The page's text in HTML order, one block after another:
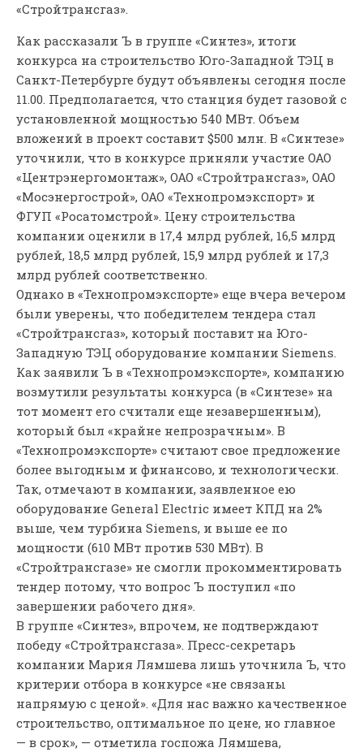
«Стройтрансгаз».
Как рассказали Ъ в группе «Синтез», итоги
конкурса на строительство Юго-Западной ТЭЦ в
Санкт-Петербурге будут объявлены сегодня после
11.00. Предполагается, что станция будет газовой с
установленной мощностью 540 МВт. Объем
вложений в проект составит $500 млн. В «Синтезе»
уточнили, что в конкурсе приняли участие ОАО
«Центрэнергомонтаж», ОАО «Стройтрансгаз», ОАО
«Мосэнергострой», ОАО «Технопромэкспорт» и
ФГУП «Росатомстрой». Цену строительства
компании оценили в 17,4 млрд рублей, 16,5 млрд
рублей, 18,5 млрд рублей, 15,9 млрд рублей и 17,3
млрд рублей соответственно.
Однако в «Технопромэкспорте» еще вчера вечером
были уверены, что победителем тендера стал
«Стройтрансгаз», который поставит на Юго-
Западную ТЭЦ оборудование компании Siemens.
Как заявили Ъ в «Технопромэкспорте», компанию
возмутили результаты конкурса (в «Синтезе» на
тот момент его считали еще незавершенным),
который был «крайне непрозрачным». В
«Технопромэкспорте» считают свое предложение
более выгодным и финансово, и технологически.
Так, отмечают в компании, заявленное ею
оборудование General Electric имеет КПД на 2%
выше, чем турбина Siemens, и выше ее по
мощности (610 МВт против 530 МВт). В
«Стройтрансгазе» не смогли прокомментировать
тендер потому, что вопрос Ъ поступил «по
завершении рабочего дня».
В группе «Синтез», впрочем, не подтверждают
победу «Стройтрансгаза». Пресс-секретарь
компании Мария Лямшева лишь уточнила Ъ, что
критерии отбора в конкурсе «не связаны
напрямую с ценой». «Для нас важно качественное
строительство, оптимальное по цене, но главное
— в срок», — отметила госпожа Лямшева,